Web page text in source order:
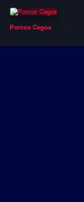
Porcos Cegos